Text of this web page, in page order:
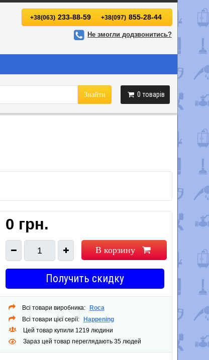
+38(063) 233-88-59 +38(097) 855-28-44
Не змогли додзвонитись?
0 товарів
Знайти
0 грн.
1 В корзину
Получить скидку
Всі товари виробника:
Roca
Всі товари цієї серії:
Happening
Цей товар купили 1219 людини
Зараз цей товар переглядають 35 людей